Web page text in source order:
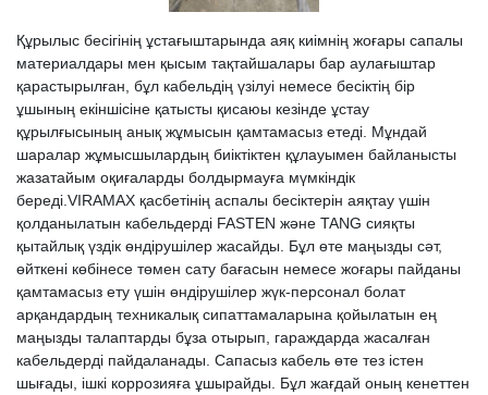
Құрылыс бесігінің ұстағыштарында аяқ киімнің жоғары сапалы
материалдары мен қысым тақтайшалары бар аулағыштар
қарастырылған, бұл кабельдің үзілуі немесе бесіктің бір
ұшының екіншісіне қатысты қисаюы кезінде ұстау
құрылғысының анық жұмысын қамтамасыз етеді. Мұндай
шаралар жұмысшылардың биіктіктен құлауымен байланысты
жазатайым оқиғаларды болдырмауға мүмкіндік
береді.VIRAMAX қасбетінің аспалы бесіктерін аяқтау үшін
қолданылатын кабельдерді FASTEN және TANG сияқты
қытайлық үздік өндірушілер жасайды. Бұл өте маңызды сәт,
өйткені көбінесе төмен сату бағасын немесе жоғары пайданы
қамтамасыз ету үшін өндірушілер жүк-персонал болат
арқандардың техникалық сипаттамаларына қойылатын ең
маңызды талаптарды бұза отырып, гараждарда жасалған
кабельдерді пайдаланады. Сапасыз кабель өте тез істен
шығады, ішкі коррозияға ұшырайды. Бұл жағдай оның кенеттен